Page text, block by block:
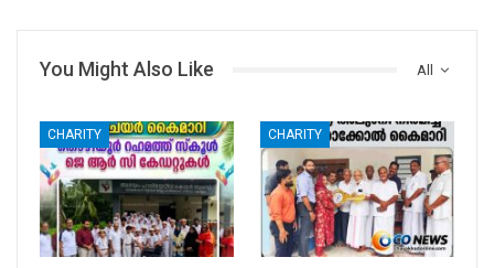
All
You Might Also Like
CHARITY CHARITY